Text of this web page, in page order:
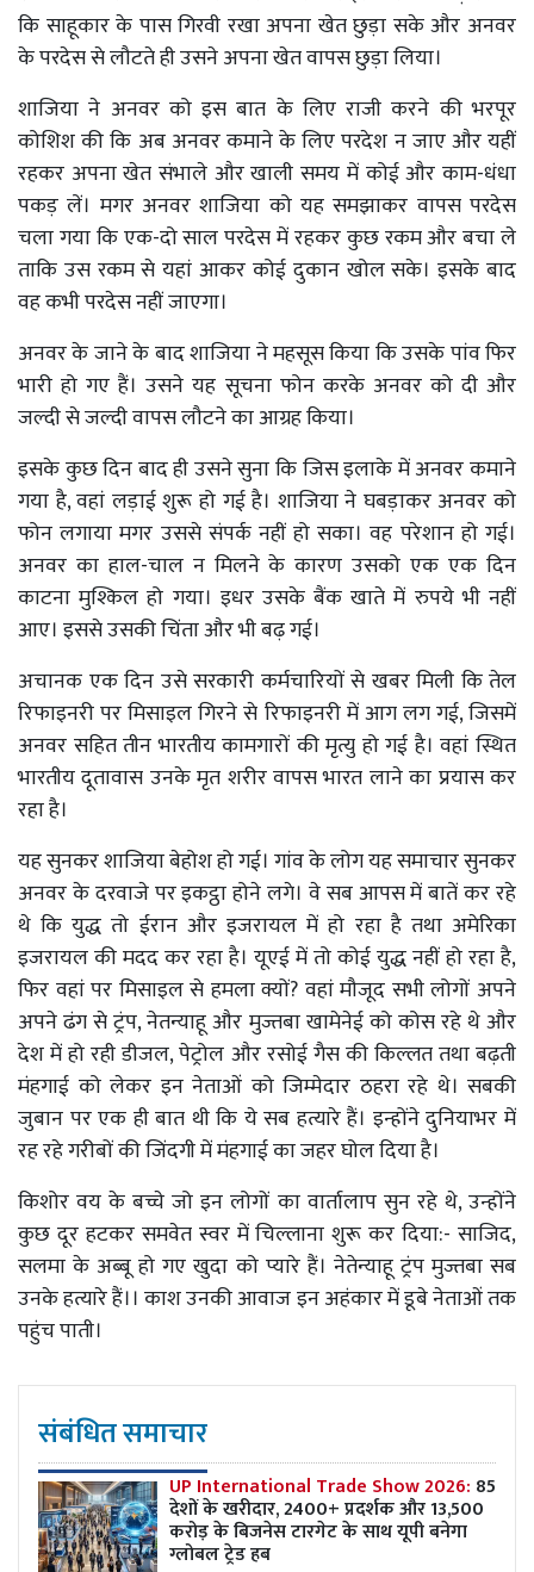
कि साहूकार के पास गिरवी रखा अपना खेत छुड़ा सके और अनवर
के परदेस से लौटते ही उसने अपना खेत वापस छुड़ा लिया।
शाजिया ने अनवर को इस बात के लिए राजी करने की भरपूर
कोशिश की कि अब अनवर कमाने के लिए परदेश न जाए और यहीं
रहकर अपना खेत संभाले और खाली समय में कोई और काम-धंधा
पकड़ लें। मगर अनवर शाजिया को यह समझाकर वापस परदेस
चला गया कि एक-दो साल परदेस में रहकर कुछ रकम और बचा ले
ताकि उस रकम से यहां आकर कोई दुकान खोल सके। इसके बाद
वह कभी परदेस नहीं जाएगा।
अनवर के जाने के बाद शाजिया ने महसूस किया कि उसके पांव फिर
भारी हो गए हैं। उसने यह सूचना फोन करके अनवर को दी और
जल्दी से जल्दी वापस लौटने का आग्रह किया।
इसके कुछ दिन बाद ही उसने सुना कि जिस इलाके में अनवर कमाने
गया है, वहां लड़ाई शुरू हो गई है। शाजिया ने घबड़ाकर अनवर को
फोन लगाया मगर उससे संपर्क नहीं हो सका। वह परेशान हो गई।
अनवर का हाल-चाल न मिलने के कारण उसको एक एक दिन
काटना मुश्किल हो गया। इधर उसके बैंक खाते में रुपये भी नहीं
आए। इससे उसकी चिंता और भी बढ़ गई।
अचानक एक दिन उसे सरकारी कर्मचारियों से खबर मिली कि तेल
रिफाइनरी पर मिसाइल गिरने से रिफाइनरी में आग लग गई, जिसमें
अनवर सहित तीन भारतीय कामगारों की मृत्यु हो गई है। वहां स्थित
भारतीय दूतावास उनके मृत शरीर वापस भारत लाने का प्रयास कर
रहा है।
यह सुनकर शाजिया बेहोश हो गई। गांव के लोग यह समाचार सुनकर
अनवर के दरवाजे पर इकट्ठा होने लगे। वे सब आपस में बातें कर रहे
थे कि युद्ध तो ईरान और इजरायल में हो रहा है तथा अमेरिका
इजरायल की मदद कर रहा है। यूएई में तो कोई युद्ध नहीं हो रहा है,
फिर वहां पर मिसाइल से हमला क्यों? वहां मौजूद सभी लोगों अपने
अपने ढंग से ट्रंप, नेतन्याहू और मुज्तबा खामेनेई को कोस रहे थे और
देश में हो रही डीजल, पेट्रोल और रसोई गैस की किल्लत तथा बढ़ती
मंहगाई को लेकर इन नेताओं को जिम्मेदार ठहरा रहे थे। सबकी
जुबान पर एक ही बात थी कि ये सब हत्यारे हैं। इन्होंने दुनियाभर में
रह रहे गरीबों की जिंदगी में मंहगाई का जहर घोल दिया है।
किशोर वय के बच्चे जो इन लोगों का वार्तालाप सुन रहे थे, उन्होंने
कुछ दूर हटकर समवेत स्वर में चिल्लाना शुरू कर दिया:- साजिद,
सलमा के अब्बू हो गए खुदा को प्यारे हैं। नेतेन्याहू ट्रंप मुज्तबा सब
उनके हत्यारे हैं।। काश उनकी आवाज इन अहंकार में डूबे नेताओं तक
पहुंच पाती।
संबंधित समाचार
UP International Trade Show 2026: 85
देशों के खरीदार, 2400+ प्रदर्शक और 13,500
करोड़ के बिजनेस टारगेट के साथ यूपी बनेगा
ग्लोबल ट्रेड हब